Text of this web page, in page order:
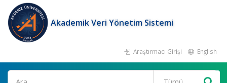
Akademik Veri Yönetim Sistemi
Araştırmacı Girişi English
Ara